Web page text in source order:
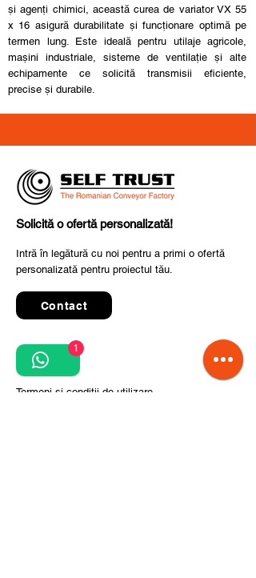
și agenți chimici, această curea de variator VX 55
x 16 asigură durabilitate și funcționare optimă pe
termen lung. Este ideală pentru utilaje agricole,
mașini industriale, sisteme de ventilație și alte
echipamente ce solicită transmisii eficiente,
precise și durabile.
Solicită o ofertă personalizată!
Intră în legătură cu noi pentru a primi o ofertă
personalizată pentru proiectul tău.
Contact
Quick Links
Termeni și condiții de utilizare
1